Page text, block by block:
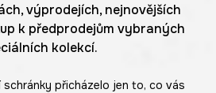
výprodejích, nejnovějších
k předprodejům vybraných
kolekcí.
schránky přicházelo jen to, co vás